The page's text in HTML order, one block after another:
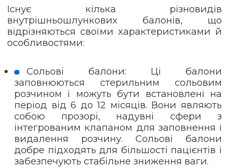
Існує кілька різновидів
внутрішньошлункових балонів, що
відрізняються своїми характеристиками й
особливостями:
Сольові балони: Ці балони
заповнюються стерильним сольовим
розчином і можуть бути встановлені на
період від 6 до 12 місяців. Вони являють
собою прозорі, надувні сфери з
інтегрованим клапаном для заповнення і
видалення розчину. Сольові балони
добре підходять для більшості пацієнтів і
забезпечують стабільне зниження ваги.